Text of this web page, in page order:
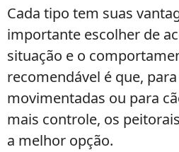
Cada tipo tem suas
importante escolher de
situação e o
recomendável é que,
movimentadas ou para
mais controle, os
a melhor opção.